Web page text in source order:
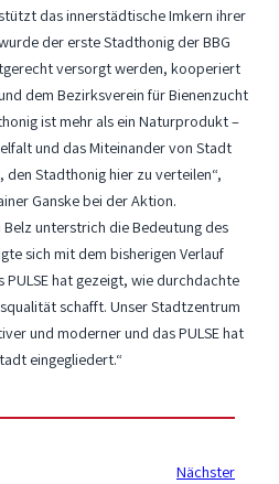
das innerstädtische Imkern ihrer
der erste Stadthonig der BBG
versorgt werden, kooperiert
dem Bezirksverein für Bienenzucht
ist mehr als ein Naturprodukt –
und das Miteinander von Stadt
den Stadthonig hier zu verteilen“,
Ganske bei der Aktion.
unterstrich die Bedeutung des
sich mit dem bisherigen Verlauf
PULSE hat gezeigt, wie durchdachte
schafft. Unser Stadtzentrum
und moderner und das PULSE hat
eingegliedert.“
Nächster